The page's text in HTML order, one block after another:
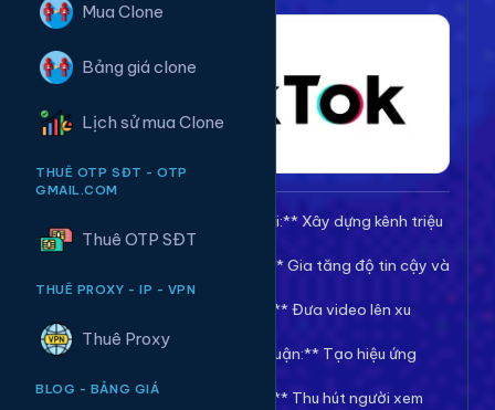
Mua Clone
Bảng giá clone
Lịch sử mua Clone
THUÊ OTP SĐT - OTP
GMAIL.COM
Thuê OTP SĐT
THUÊ PROXY - IP - VPN
Thuê Proxy
BLOG - BẢNG GIÁ
🚀 **Tăng Follow/Theo dõi:** Xây dựng kênh triệu
follow uy tín.
❤️ **Tăng Tim/Like Video:** Gia tăng độ tin cậy và
viral cho video.
👀 **Tăng View/Lượt xem:** Đưa video lên xu
hướng nhanh chóng.
💬 **Tăng Comment/Bình luận:** Tạo hiệu ứng
thảo luận sôi nổi.
👁️ **Tăng Mắt Livestream:** Thu hút người xem